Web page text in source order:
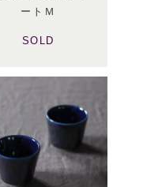
ートＭ
SOLD